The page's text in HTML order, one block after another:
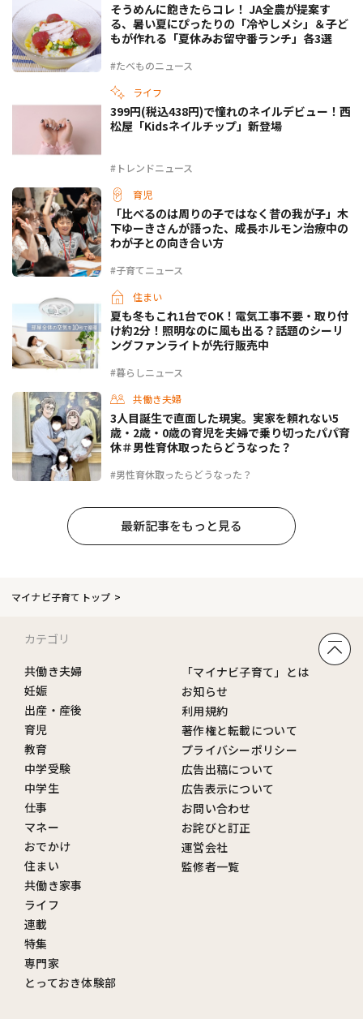
#たべものニュース
そうめんに飽きたらコレ！ JA全農が提案す
る、暑い夏にぴったりの「冷やしメシ」＆子ど
もが作れる「夏休みお留守番ランチ」各3選
ライフ
#トレンドニュース
399円(税込438円)で憧れのネイルデビュー！西
松屋「Kidsネイルチップ」新登場
育児
#子育てニュース
「比べるのは周りの子ではなく昔の我が子」木
下ゆーきさんが語った、成長ホルモン治療中の
わが子との向き合い方
住まい
#暮らしニュース
夏も冬もこれ1台でOK！電気工事不要・取り付
け約2分！照明なのに風も出る？話題のシーリ
ングファンライトが先行販売中
共働き夫婦
#男性育休取ったらどうなった？
3人目誕生で直面した現実。実家を頼れない5
歳・2歳・0歳の育児を夫婦で乗り切ったパパ育
休＃男性育休取ったらどうなった？
最新記事をもっと見る
マイナビ子育てトップ
カテゴリ
共働き夫婦
妊娠
出産・産後
育児
教育
中学受験
中学生
仕事
マネー
おでかけ
住まい
共働き家事
ライフ
連載
特集
専門家
とっておき体験部
「マイナビ子育て」とは
お知らせ
利用規約
著作権と転載について
プライバシーポリシー
広告出稿について
広告表示について
お問い合わせ
お詫びと訂正
運営会社
監修者一覧